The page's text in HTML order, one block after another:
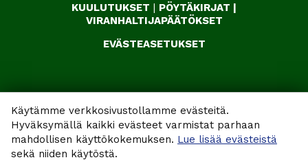
Käytämme verkkosivustollamme evästeitä.
Hyväksymällä kaikki evästeet varmistat parhaan
mahdollisen käyttökokemuksen. Lue lisää evästeistä
sekä niiden käytöstä.
KUULUTUKSET | PÖYTÄKIRJAT |
VIRANHALTIJAPÄÄTÖKSET
EVÄSTEASETUKSET